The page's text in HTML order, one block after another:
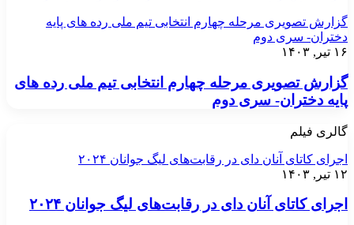
گزارش تصویری مرحله چهارم انتخابی تیم ملی رده های پایه
دختران- سری دوم
۱۶ تیر, ۱۴۰۳
گزارش تصویری مرحله چهارم انتخابی تیم ملی رده های
پایه دختران- سری دوم
گالری فیلم
اجرای کاتای آنان دای در رقابت‌های لیگ جوانان ۲۰۲۴
۱۲ تیر, ۱۴۰۳
اجرای کاتای آنان دای در رقابت‌های لیگ جوانان ۲۰۲۴